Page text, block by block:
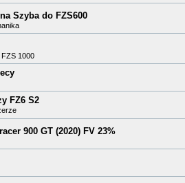
Szyba do FZS600
1000
FZ6 S2
900 GT (2020) FV 23%